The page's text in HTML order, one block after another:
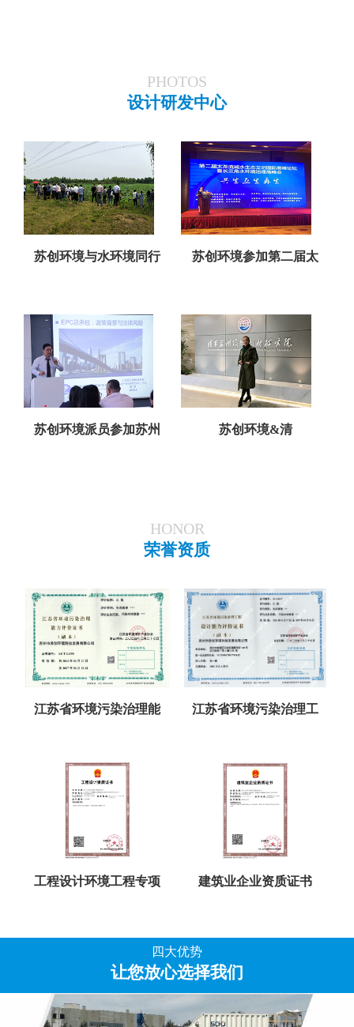
PHOTOS
设计研发中心
苏创环境与水环境同行 苏创环境参加第二届太
苏创环境派员参加苏州 苏创环境&清
HONOR
荣誉资质
江苏省环境污染治理能 江苏省环境污染治理工
工程设计环境工程专项 建筑业企业资质证书
四大优势
让您放心选择我们